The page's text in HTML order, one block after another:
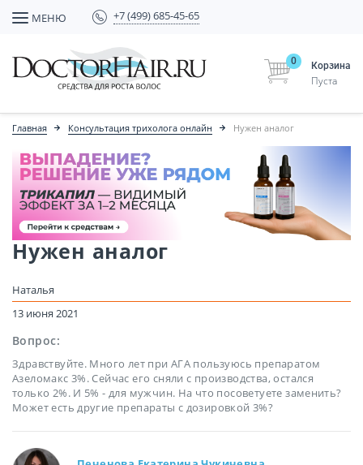
МЕНЮ +7 (499) 685-45-65
Корзина
0
Пуста
Главная Консультация трихолога онлайн Нужен аналог
Нужен аналог
Наталья
13 июня 2021
Вопрос:
Здравствуйте. Много лет при АГА пользуюсь препаратом
Азеломакс 3%. Сейчас его сняли с производства, остался
только 2%. И 5% - для мужчин. На что посоветуете заменить?
Может есть другие препараты с дозировкой 3%?